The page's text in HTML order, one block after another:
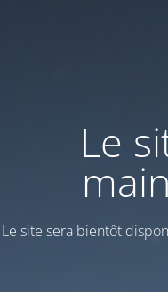
Le
Le site sera bientôt